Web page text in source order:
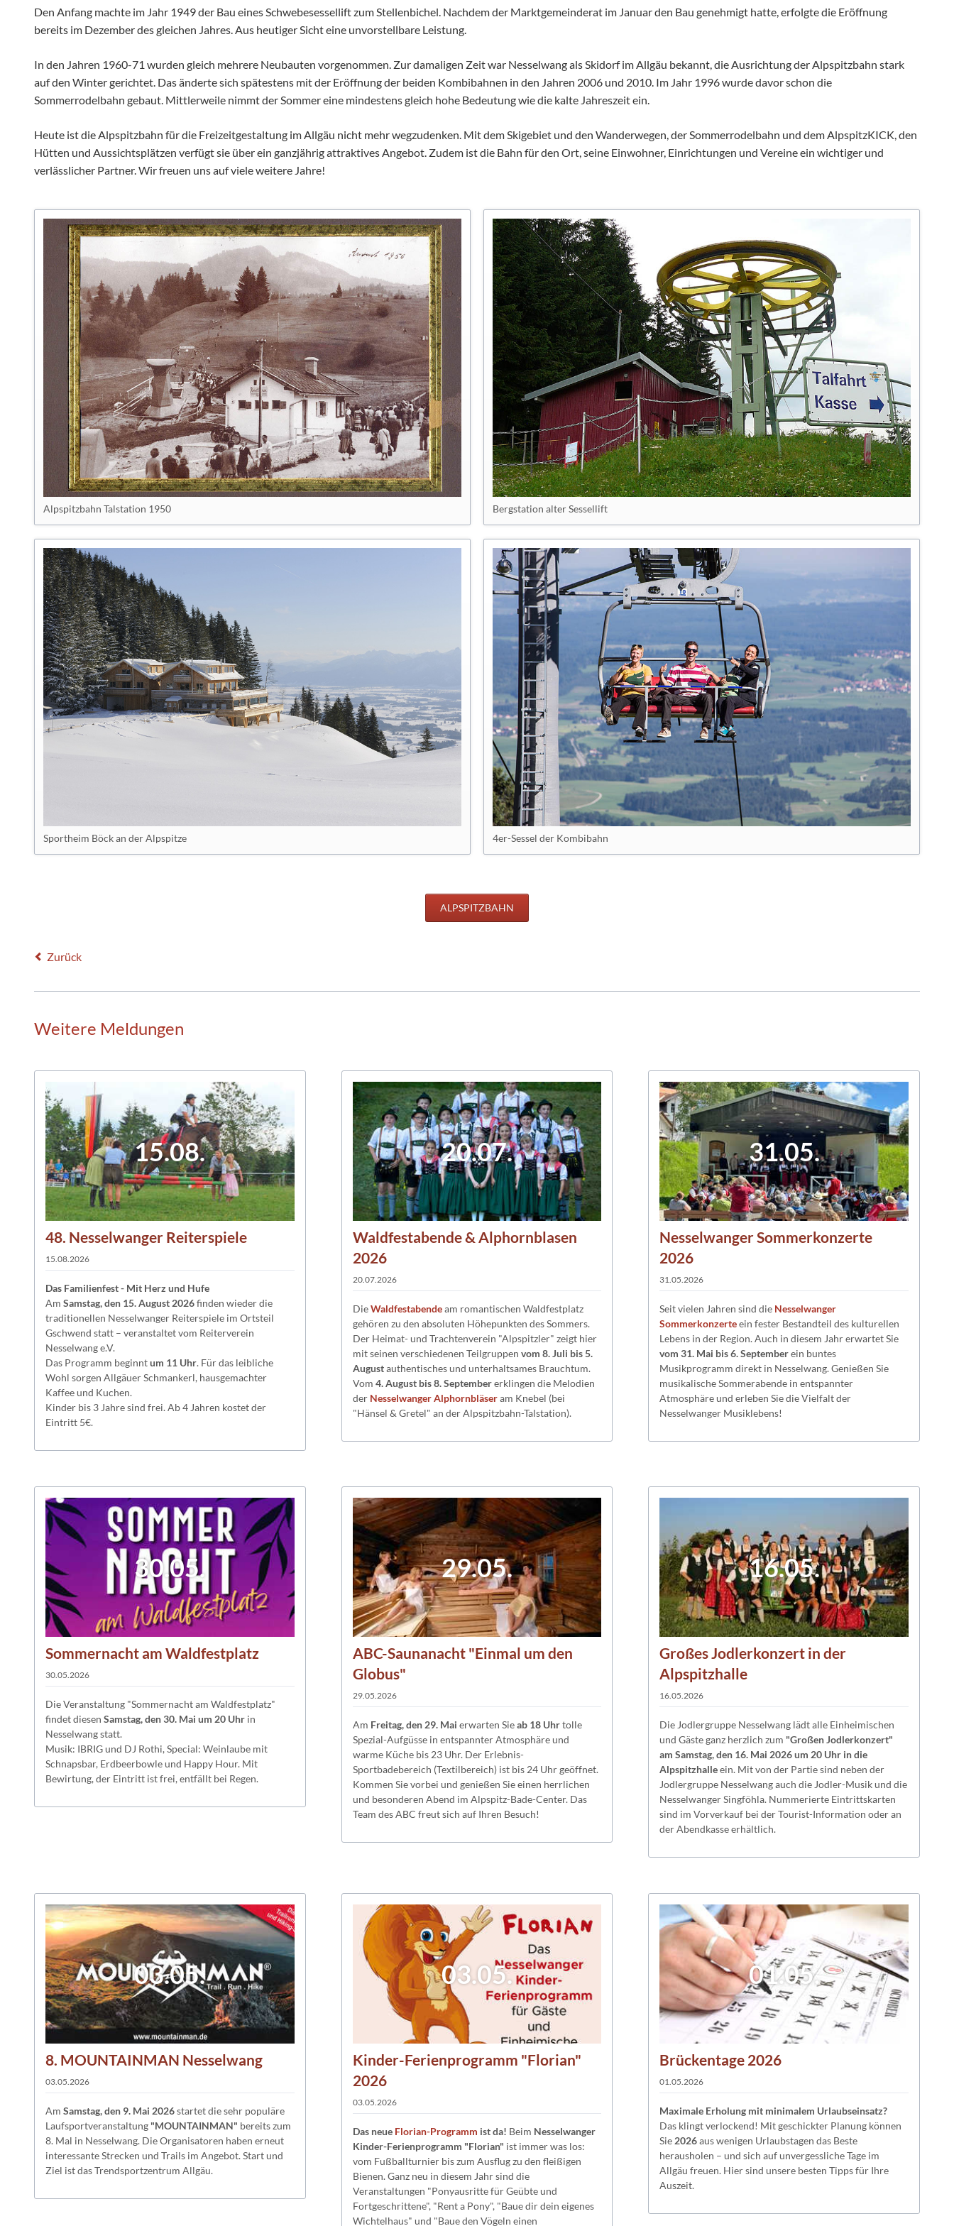
E-Bike & E-Car Ladestationen
Den Anfang machte im Jahr 1949 der Bau eines Schwebesessellift zum Stellenbichel. Nachdem der Marktgemeinderat im Januar den Bau genehmigt hatte, erfolgte die Eröffnung
bereits im Dezember des gleichen Jahres. Aus heutiger Sicht eine unvorstellbare Leistung.
In den Jahren 1960-71 wurden gleich mehrere Neubauten vorgenommen. Zur damaligen Zeit war Nesselwang als Skidorf im Allgäu bekannt, die Ausrichtung der Alpspitzbahn stark
auf den Winter gerichtet. Das änderte sich spätestens mit der Eröffnung der beiden Kombibahnen in den Jahren 2006 und 2010. Im Jahr 1996 wurde davor schon die
Sommerrodelbahn gebaut. Mittlerweile nimmt der Sommer eine mindestens gleich hohe Bedeutung wie die kalte Jahreszeit ein.
Heute ist die Alpspitzbahn für die Freizeitgestaltung im Allgäu nicht mehr wegzudenken. Mit dem Skigebiet und den Wanderwegen, der Sommerrodelbahn und dem AlpspitzKICK, den
Hütten und Aussichtsplätzen verfügt sie über ein ganzjährig attraktives Angebot. Zudem ist die Bahn für den Ort, seine Einwohner, Einrichtungen und Vereine ein wichtiger und
verlässlicher Partner. Wir freuen uns auf viele weitere Jahre!
Alpspitzbahn Talstation 1950 Bergstation alter Sessellift
Sportheim Böck an der Alpspitze 4er-Sessel der Kombibahn
ALPSPITZBAHN
Zurück
Weitere Meldungen
15.08.
48. Nesselwanger Reiterspiele
15.08.2026
Das Familienfest - Mit Herz und Hufe
Am Samstag, den 15. August 2026finden wieder die
traditionellen Nesselwanger Reiterspiele im Ortsteil
Gschwend statt – veranstaltet vom Reiterverein
Nesselwang e.V.
Das Programm beginntum 11 Uhr. Für das leibliche
Wohl sorgen Allgäuer Schmankerl, hausgemachter
Kaffee und Kuchen.
Kinder bis 3 Jahre sind frei. Ab 4 Jahren kostet der
Eintritt 5€.
20.07.
Waldfestabende & Alphornblasen
2026
20.07.2026
DieWaldfestabendeam romantischen Waldfestplatz
gehören zu den absoluten Höhepunkten des Sommers.
Der Heimat- und Trachtenverein "Alpspitzler" zeigt hier
mit seinen verschiedenen Teilgruppen vom 8. Juli bis 5.
Augustauthentisches und unterhaltsames Brauchtum.
Vom 4. August bis 8. Septembererklingen die Melodien
der Nesselwanger Alphornbläseram Knebel (bei
"Hänsel & Gretel" an der Alpspitzbahn-Talstation).
31.05.
Nesselwanger Sommerkonzerte
2026
31.05.2026
Seit vielen Jahren sind die Nesselwanger
Sommerkonzerteein fester Bestandteil des kulturellen
Lebens in der Region. Auch in diesem Jahr erwartet Sie
vom 31. Mai bis 6. Septemberein buntes
Musikprogramm direkt in Nesselwang. Genießen Sie
musikalische Sommerabende in entspannter
Atmosphäre und erleben Sie die Vielfalt der
Nesselwanger Musiklebens!
30.05.
Sommernacht am Waldfestplatz
30.05.2026
Die Veranstaltung "Sommernacht am Waldfestplatz"
findet diesen Samstag, den 30. Mai um 20 Uhr in
Nesselwang statt.
Musik: IBRIG und DJ Rothi, Special: Weinlaube mit
Schnapsbar, Erdbeerbowle und Happy Hour. Mit
Bewirtung, der Eintritt ist frei, entfällt bei Regen.
29.05.
ABC-Saunanacht "Einmal um den
Globus"
29.05.2026
Am Freitag, den 29. Mai erwarten Sieab 18 Uhrtolle
Spezial-Aufgüsse in entspannter Atmosphäre und
warme Küche bis 23 Uhr. Der Erlebnis-
Sportbadebereich (Textilbereich) ist bis 24 Uhr geöffnet.
Kommen Sie vorbei und genießen Sie einen herrlichen
und besonderen Abend im Alpspitz-Bade-Center. Das
Team des ABC freut sich auf Ihren Besuch!
16.05.
Großes Jodlerkonzert in der
Alpspitzhalle
16.05.2026
Die Jodlergruppe Nesselwang lädt alle Einheimischen
und Gäste ganz herzlich zum "Großen Jodlerkonzert"
am Samstag, den 16. Mai 2026 um 20 Uhr in die
Alpspitzhalleein. Mit von der Partie sind neben der
Jodlergruppe Nesselwang auch die Jodler-Musik und die
Nesselwanger Singföhla. Nummerierte Eintrittskarten
sind im Vorverkauf bei der Tourist-Information oder an
der Abendkasse erhältlich.
03.05.
8. MOUNTAINMAN Nesselwang
03.05.2026
Am Samstag, den 9. Mai 2026startet die sehr populäre
Laufsportveranstaltung "MOUNTAINMAN" bereits zum
8. Mal in Nesselwang. Die Organisatoren haben erneut
interessante Strecken und Trails im Angebot. Start und
Ziel ist das Trendsportzentrum Allgäu.
03.05.
Kinder-Ferienprogramm "Florian"
2026
03.05.2026
Das neue Florian-Programm ist da! Beim Nesselwanger
Kinder-Ferienprogramm "Florian" ist immer was los:
vom Fußballturnier bis zum Ausflug zu den fleißigen
Bienen. Ganz neu in diesem Jahr sind die
Veranstaltungen "Ponyausritte für Geübte und
Fortgeschrittene", "Rent a Pony", "Baue dir dein eigenes
Wichtelhaus" und "Baue den Vögeln einen
01.05.
Brückentage 2026
01.05.2026
Maximale Erholung mit minimalem Urlaubseinsatz?
Das klingt verlockend! Mit geschickter Planung können
Sie 2026aus wenigen Urlaubstagen das Beste
herausholen – und sich auf unvergessliche Tage im
Allgäu freuen. Hier sind unsere besten Tipps für Ihre
Auszeit.